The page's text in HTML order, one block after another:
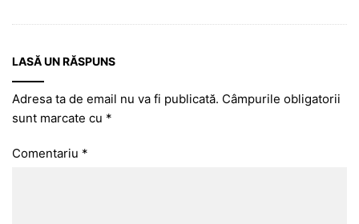
LASĂ UN RĂSPUNS
Adresa ta de email nu va fi publicată. Câmpurile obligatorii
sunt marcate cu *
Comentariu *